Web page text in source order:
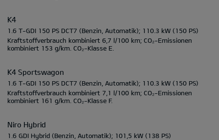
K4
1.6 T-GDI 150 PS DCT7 (Benzin, Automatik); 110.3 kW (150 PS)
Kraftstoffverbrauch kombiniert 6,7 l/100 km; CO₂-Emissionen
kombiniert 153 g/km. CO₂-Klasse E.
K4 Sportswagon
1.6 T-GDI 150 PS DCT7 (Benzin, Automatik); 110.3 kW (150 PS)
Kraftstoffverbrauch kombiniert 7,1 l/100 km; CO₂-Emissionen
kombiniert 161 g/km. CO₂-Klasse F.
Niro Hybrid
1.6 GDI Hybrid (Benzin, Automatik); 101,5 kW (138 PS)